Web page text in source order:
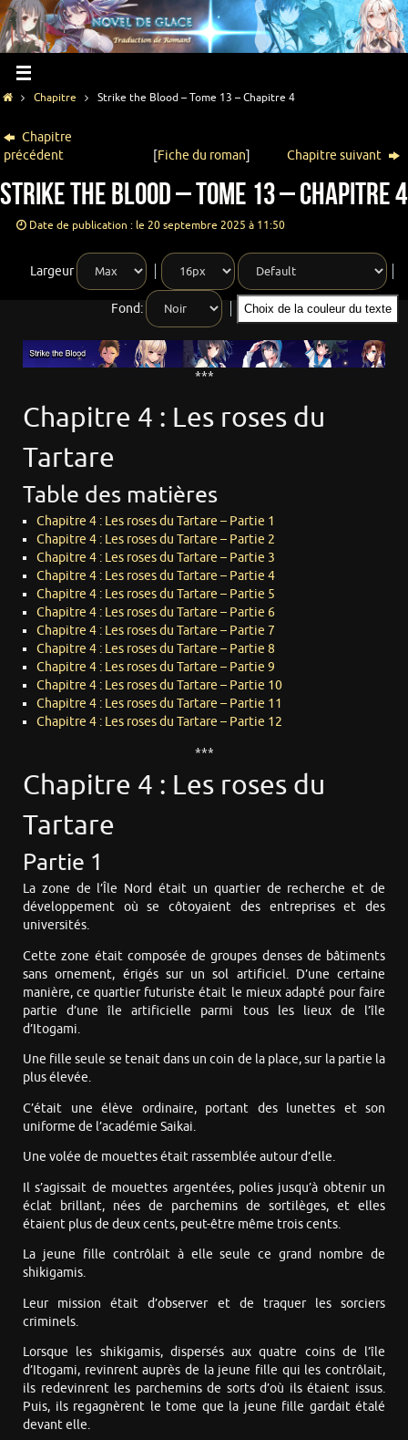
Chapitre Strike the Blood – Tome 13 – Chapitre 4
Chapitre
précédent
[Fiche du roman] Chapitre suivant
Strike the Blood – Tome 13 – Chapitre 4
Date de publication : le 20 septembre 2025 à 11:50
Largeur
Fond: Choix de la couleur du texte
***
Chapitre 4 : Les roses du
Tartare
Table des matières
Chapitre 4 : Les roses du Tartare – Partie 1
Chapitre 4 : Les roses du Tartare – Partie 2
Chapitre 4 : Les roses du Tartare – Partie 3
Chapitre 4 : Les roses du Tartare – Partie 4
Chapitre 4 : Les roses du Tartare – Partie 5
Chapitre 4 : Les roses du Tartare – Partie 6
Chapitre 4 : Les roses du Tartare – Partie 7
Chapitre 4 : Les roses du Tartare – Partie 8
Chapitre 4 : Les roses du Tartare – Partie 9
Chapitre 4 : Les roses du Tartare – Partie 10
Chapitre 4 : Les roses du Tartare – Partie 11
Chapitre 4 : Les roses du Tartare – Partie 12
***
Chapitre 4 : Les roses du
Tartare
Partie 1
La zone de l’Île Nord était un quartier de recherche et de
développement où se côtoyaient des entreprises et des
universités.
Cette zone était composée de groupes denses de bâtiments
sans ornement, érigés sur un sol artificiel. D’une certaine
manière, ce quartier futuriste était le mieux adapté pour faire
partie d’une île artificielle parmi tous les lieux de l’île
d’Itogami.
Une fille seule se tenait dans un coin de la place, sur la partie la
plus élevée.
C’était une élève ordinaire, portant des lunettes et son
uniforme de l’académie Saikai.
Une volée de mouettes était rassemblée autour d’elle.
Il s’agissait de mouettes argentées, polies jusqu’à obtenir un
éclat brillant, nées de parchemins de sortilèges, et elles
étaient plus de deux cents, peut-être même trois cents.
La jeune fille contrôlait à elle seule ce grand nombre de
shikigamis.
Leur mission était d’observer et de traquer les sorciers
criminels.
Lorsque les shikigamis, dispersés aux quatre coins de l’île
d’Itogami, revinrent auprès de la jeune fille qui les contrôlait,
ils redevinrent les parchemins de sorts d’où ils étaient issus.
Puis, ils regagnèrent le tome que la jeune fille gardait étalé
devant elle.